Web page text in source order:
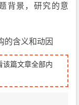
背景，研究的意
的含义和动因
该篇文章全部内